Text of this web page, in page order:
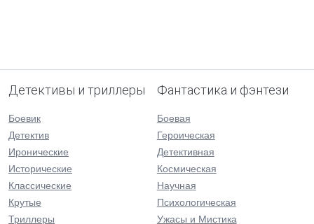
Детективы и триллеры
Боевик
Детектив
Иронические
Исторические
Классические
Крутые
Триллеры
Фантастика и фэнтези
Боевая
Героическая
Детективная
Космическая
Научная
Психологическая
Ужасы и Мистика